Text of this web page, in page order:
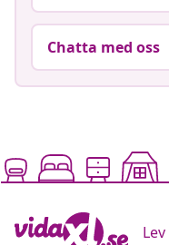
Chatta med oss